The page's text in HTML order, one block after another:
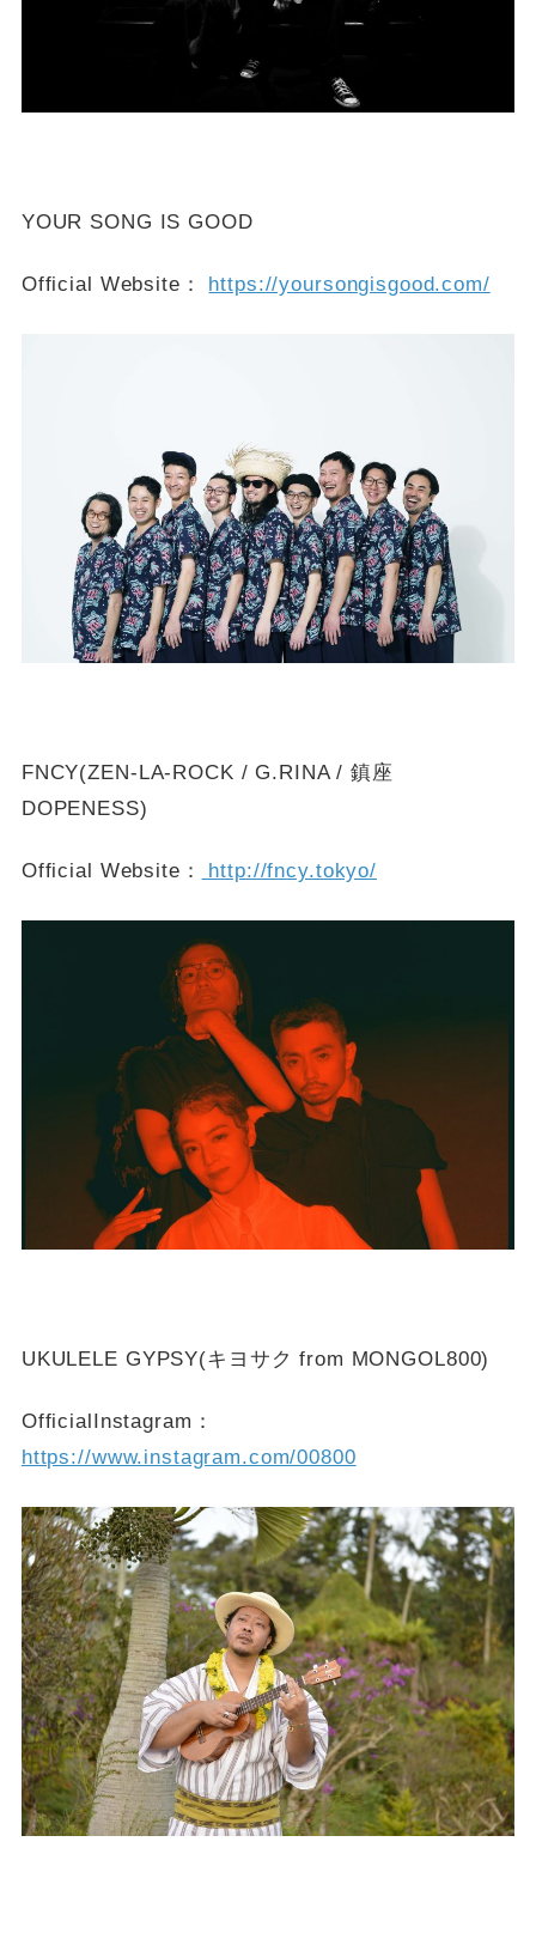
YOUR SONG IS GOOD
Official Website： https://yoursongisgood.com/
FNCY(ZEN-LA-ROCK / G.RINA / 鎮座
DOPENESS)
Official Website： http://fncy.tokyo/
UKULELE GYPSY(キヨサク from MONGOL800)
OfficialInstagram：
https://www.instagram.com/00800